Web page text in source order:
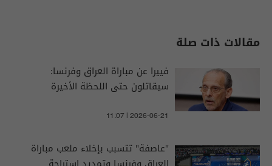
مقالات ذات صلة
فييرا عن مباراة العراق وفرنسا:
سيقاتلون حتى اللحظة الأخيرة
11:07 | 2026-06-21
"عاصفة" تتسبب بإخلاء ملعب مباراة